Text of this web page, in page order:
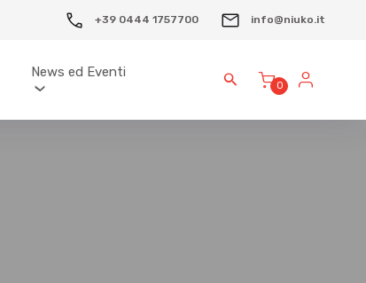
+39 0444 1757700 info@niuko.it
0
News ed Eventi